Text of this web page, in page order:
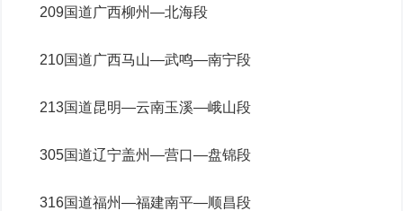
209国道广西柳州—北海段
210国道广西马山—武鸣—南宁段
213国道昆明—云南玉溪—峨山段
305国道辽宁盖州—营口—盘锦段
316国道福州—福建南平—顺昌段